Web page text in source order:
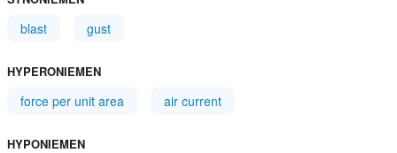
blast gust
HYPERONIEMEN
force per unit area air current
HYPONIEMEN